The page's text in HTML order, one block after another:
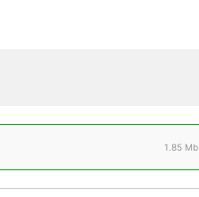
1.85 Mb